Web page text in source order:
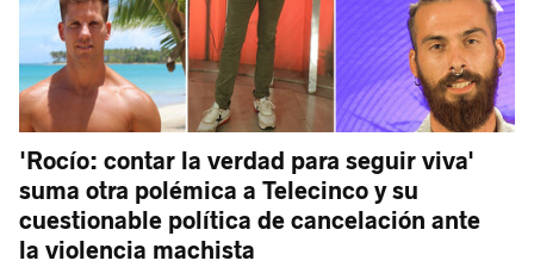
'Rocío: contar la verdad para seguir viva'
suma otra polémica a Telecinco y su
cuestionable política de cancelación ante
la violencia machista